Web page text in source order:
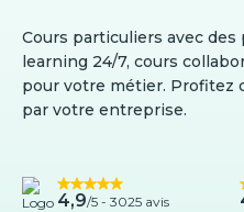
Cours particuliers avec
learning 24/7, cours
pour votre métier. Profitez
par votre entreprise.
4,9/5 - 3025 avis